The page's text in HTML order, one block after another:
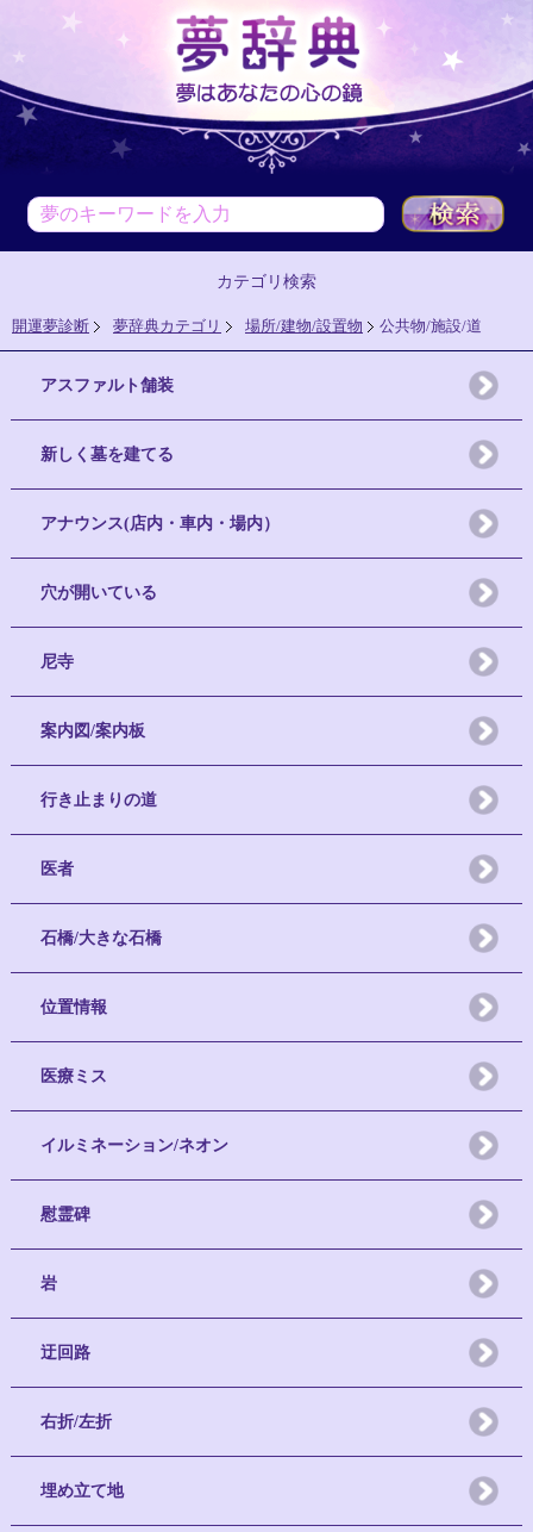
カテゴリ検索
開運夢診断 夢辞典カテゴリ 場所/建物/設置物 公共物/施設/道
アスファルト舗装
新しく墓を建てる
アナウンス(店内・車内・場内）
穴が開いている
尼寺
案内図/案内板
行き止まりの道
医者
石橋/大きな石橋
位置情報
医療ミス
イルミネーション/ネオン
慰霊碑
岩
迂回路
右折/左折
埋め立て地